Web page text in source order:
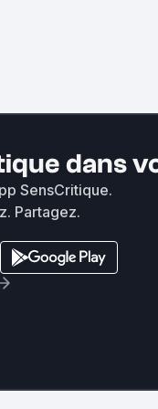
dans
SensCritique.
Partagez.